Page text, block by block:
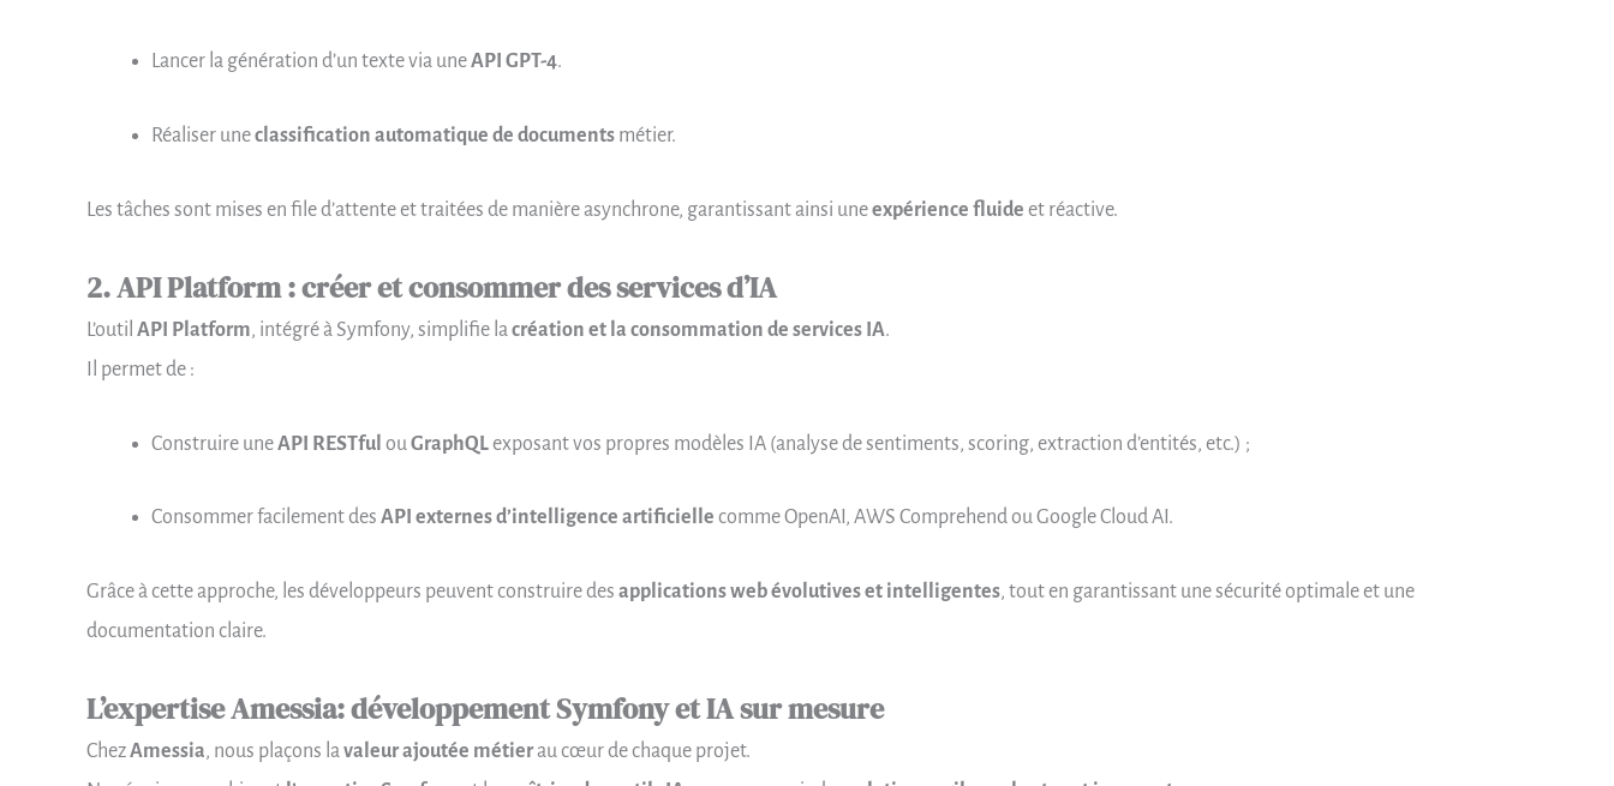
Lancer la génération d’un texte via uneAPI GPT-4.
Réaliser uneclassification automatique de documents métier.
Les tâches sont mises en file d’attente et traitées de manière asynchrone, garantissant ainsi uneexpérience fluide et réactive.
2. API Platform : créer et consommer des services d’IA
L’outil API Platform, intégré à Symfony, simplifie lacréation et la consommation de services IA.
Il permet de :
Construire uneAPI RESTful ouGraphQLexposant vos propres modèles IA (analyse de sentiments, scoring, extraction d’entités, etc.) ;
Consommer facilement des API externes d’intelligence artificielle comme OpenAI, AWS Comprehend ou Google Cloud AI.
Grâce à cette approche, les développeurs peuvent construire des applications web évolutives et intelligentes, tout en garantissant une sécurité optimale et une
documentation claire.
L’expertise Amessia: développement Symfony et IA sur mesure
ChezAmessia, nous plaçons lavaleur ajoutée métierau cœur de chaque projet.